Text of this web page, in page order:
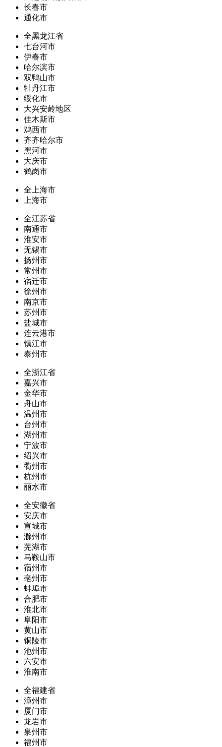
长春市
通化市
全黑龙江省
七台河市
伊春市
哈尔滨市
双鸭山市
牡丹江市
绥化市
大兴安岭地区
佳木斯市
鸡西市
齐齐哈尔市
黑河市
大庆市
鹤岗市
全上海市
上海市
全江苏省
南通市
淮安市
无锡市
扬州市
常州市
宿迁市
徐州市
南京市
苏州市
盐城市
连云港市
镇江市
泰州市
全浙江省
嘉兴市
金华市
舟山市
温州市
台州市
湖州市
宁波市
绍兴市
衢州市
杭州市
丽水市
全安徽省
安庆市
宣城市
滁州市
芜湖市
马鞍山市
宿州市
亳州市
蚌埠市
合肥市
淮北市
阜阳市
黄山市
铜陵市
池州市
六安市
淮南市
全福建省
漳州市
厦门市
龙岩市
泉州市
福州市